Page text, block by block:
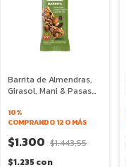
Barrita de Almendras,
Girasol, Mani & Pasas
Food Alchimist
10%
COMPRANDO 12 O MÁS
$1.300 $1.443,55
$1.235con